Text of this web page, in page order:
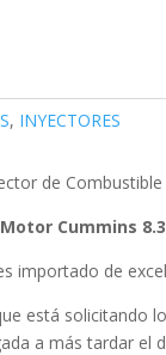
, INYECTORES
de
Cummins 8.3
importado de
está solicitando
a más tardar el